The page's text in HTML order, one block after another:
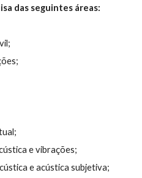
das seguintes áreas:
e vibrações;
e acústica subjetiva;